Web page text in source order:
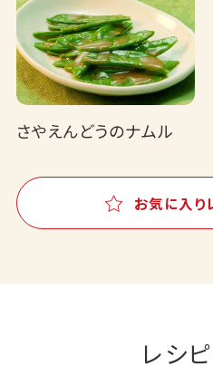
さやえんどうのナムル
お気に入り
レシ